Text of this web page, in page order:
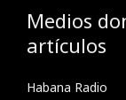
Medios
artículos
Habana Radio